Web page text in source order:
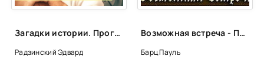
Бах
Загадки истории. Прогулки с палачом. Несколько встреч с покойным господином Моцартом. Том 1 - Эдвард Радзинский
Радзинский Эдвард
Возможная встреча - Пауль Барц
Барц Пауль